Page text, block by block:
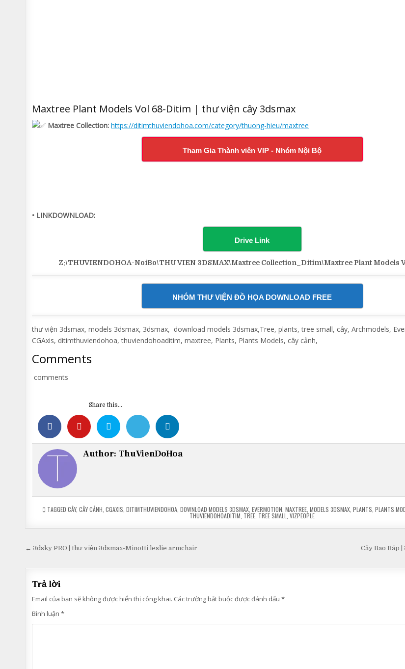
Maxtree Plant Models Vol 68-Ditim | thư viện cây 3dsmax
Maxtree Collection: https://ditimthuviendohoa.com/category/thuong-hieu/maxtree
Tham Gia Thành viên VIP - Nhóm Nội Bộ
• LINKDOWNLOAD:
Drive Link
Z:\THUVIENDOHOA-NoiBo\THU VIEN 3DSMAX\Maxtree Collection_Ditim\Maxtree Plant Models
NHÓM THƯ VIỆN ĐỒ HỌA DOWNLOAD FREE
thư viện 3dsmax, models 3dsmax, 3dsmax, download models 3dsmax,Tree, plants, tree small, cây, Archmodels,
CGAxis, ditimthuviendohoa, thuviendohoaditim, maxtree, Plants, Plants Models, cây cảnh,
Comments
comments
Share this...
Author: ThuVienDoHoa
TAGGED CÂY, CÂY CẢNH CGAXIS DITIMTHUVIENDOHOA, DOWNLOAD MODELS 3DSMAX, EVERMOTION MAXTREE, MODELS 3DSMAX, PLANTS PLANTS
THUVIENDOHOADITIM TREE TREE SMALL ,VIZPEOPLE
Điều
hướng
bài
viết
Cây Bao Báp
← 3dsky PRO | thư viện 3dsmax-Minotti leslie armchair
Trả lời
Email của bạn sẽ không được hiển thị công khai. Các trường bắt buộc được đánh dấu*
Bình luận*